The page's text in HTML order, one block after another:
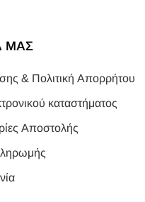
ΜΑΣ
& Πολιτική Απορρήτου
καταστήματος
Αποστολής